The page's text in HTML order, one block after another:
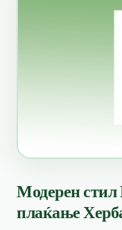
Модерен стил
плаќање